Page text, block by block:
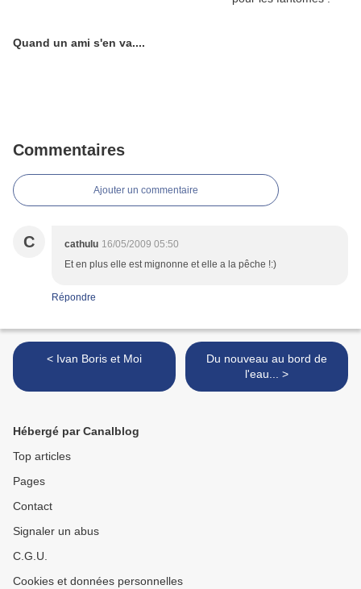
Quand un ami s'en va....
Commentaires
Ajouter un commentaire
C cathulu 16/05/2009 05:50
Et en plus elle est mignonne et elle a la pêche !:)
Répondre
< Ivan Boris et Moi
Du nouveau au bord de
l'eau... >
Hébergé par Canalblog
Top articles
Pages
Contact
Signaler un abus
C.G.U.
Cookies et données personnelles